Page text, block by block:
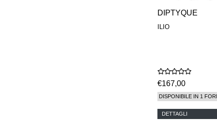
DIPTYQUE
ILIO
€167,00
DISPONIBILE IN 1
DETTAGLI